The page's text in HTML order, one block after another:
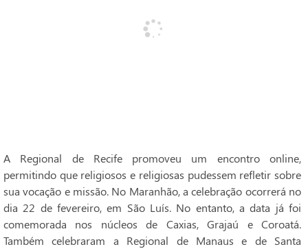
A Regional de Recife promoveu um encontro online,
permitindo que religiosos e religiosas pudessem refletir sobre
sua vocação e missão. No Maranhão, a celebração ocorrerá no
dia 22 de fevereiro, em São Luís. No entanto, a data já foi
comemorada nos núcleos de Caxias, Grajaú e Coroatá.
Também celebraram a Regional de Manaus e de Santa